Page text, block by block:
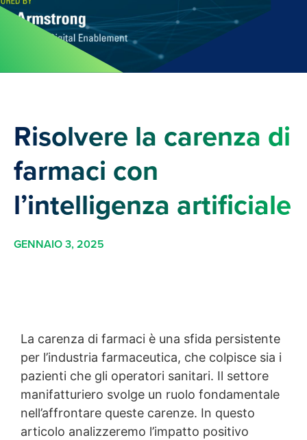
Risolvere la carenza di
farmaci con
l’intelligenza artificiale
GENNAIO 3, 2025
La carenza di farmaci è una sfida persistente
per l’industria farmaceutica, che colpisce sia i
pazienti che gli operatori sanitari. Il settore
manifatturiero svolge un ruolo fondamentale
nell’affrontare queste carenze. In questo
articolo analizzeremo l’impatto positivo